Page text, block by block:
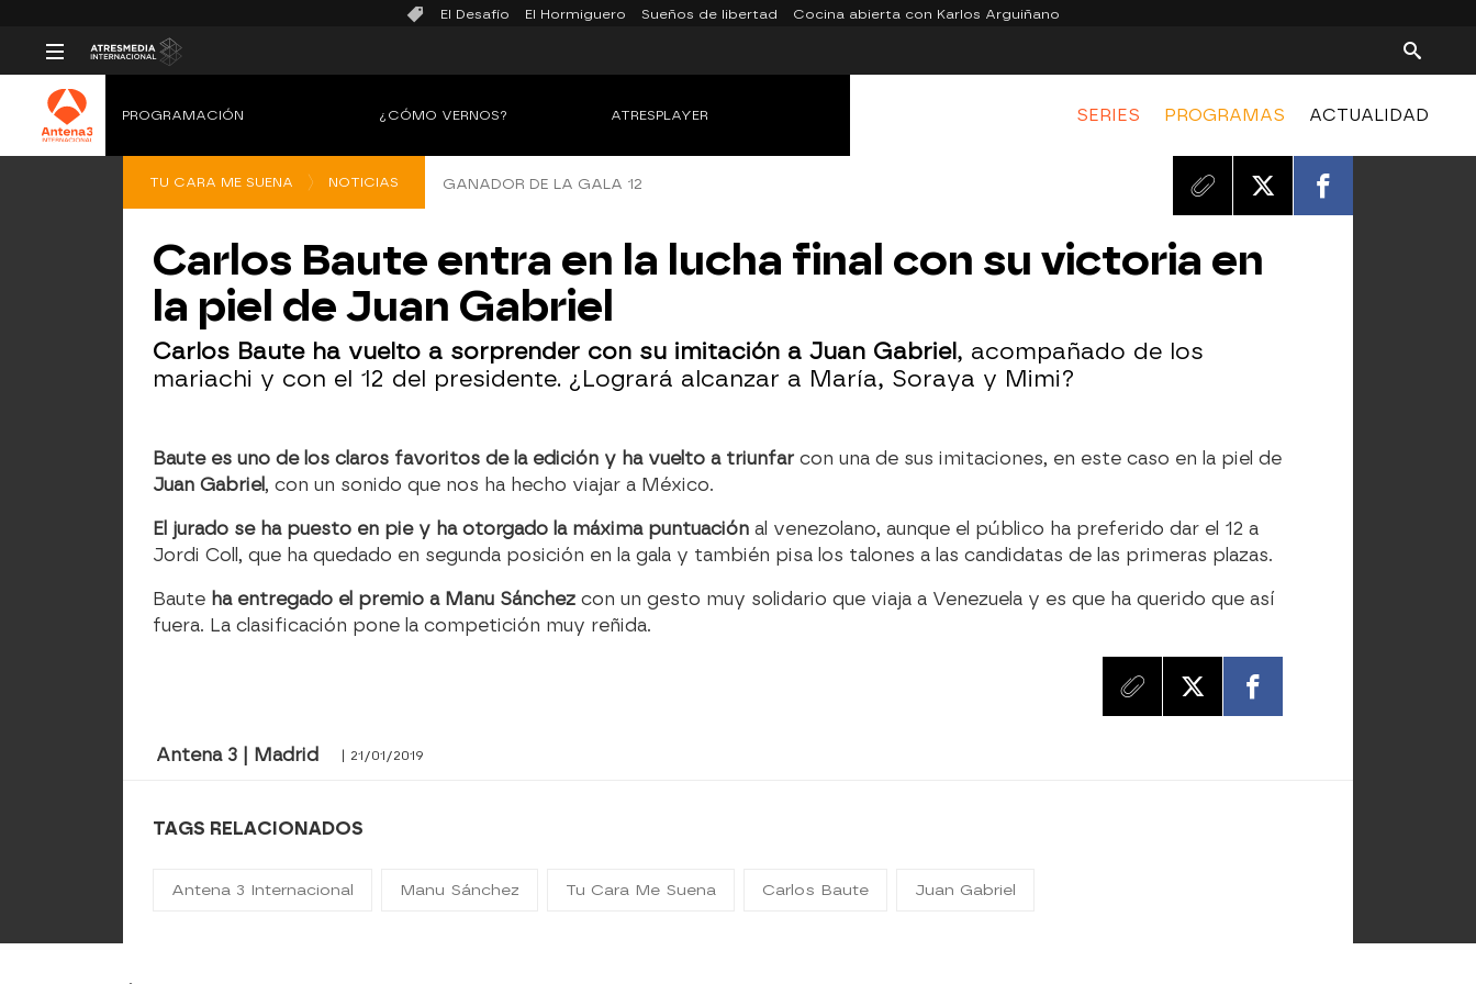
El Desafío El Hormiguero Sueños de libertad Cocina abierta con Karlos Arguiñano
SERIES PROGRAMAS ACTUALIDAD
PROGRAMACIÓN ¿CÓMO VERNOS? ATRESPLAYER
TU CARA ME SUENA NOTICIAS GANADOR DE LA GALA 12
Carlos Baute entra en la lucha final con su victoria en
la piel de Juan Gabriel
Carlos Baute ha vuelto a sorprender con su imitación a Juan Gabriel, acompañado de los
mariachi y con el 12 del presidente. ¿Logrará alcanzar a María, Soraya y Mimi?
Baute es uno de los claros favoritos de la edición y ha vuelto a triunfar con una de sus imitaciones, en este caso en la piel de
Juan Gabriel, con un sonido que nos ha hecho viajar a México.
El jurado se ha puesto en pie y ha otorgado la máxima puntuación al venezolano, aunque el público ha preferido dar el 12 a
Jordi Coll, que ha quedado en segunda posición en la gala y también pisa los talones a las candidatas de las primeras plazas.
Baute ha entregado el premio a Manu Sánchezcon un gesto muy solidario que viaja a Venezuela y es que ha querido que así
fuera. La clasificación pone la competición muy reñida.
Antena 3 | Madrid | 21/01/2019
TAGS RELACIONADOS
Antena 3 Internacional Manu Sánchez Tu Cara Me Suena Carlos Baute Juan Gabriel